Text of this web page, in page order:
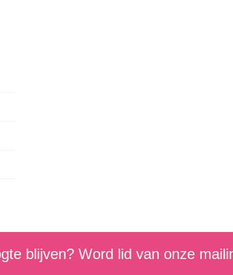
blijven? Word lid van onze